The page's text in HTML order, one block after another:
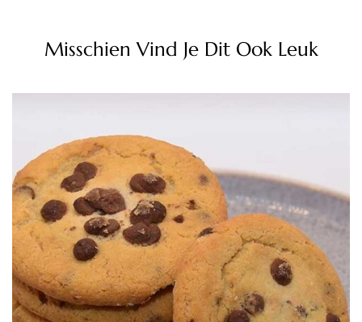
Misschien Vind Je Dit Ook Leuk